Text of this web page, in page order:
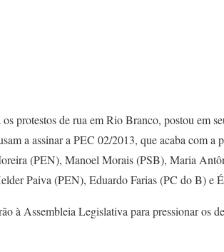
protestos de rua em Rio Branco, postou em
a assinar a PEC 02/2013, que acaba com a
(PEN), Manoel Morais (PSB), Maria
Paiva (PEN), Eduardo Farias (PC do B) e
à Assembleia Legislativa para pressionar os